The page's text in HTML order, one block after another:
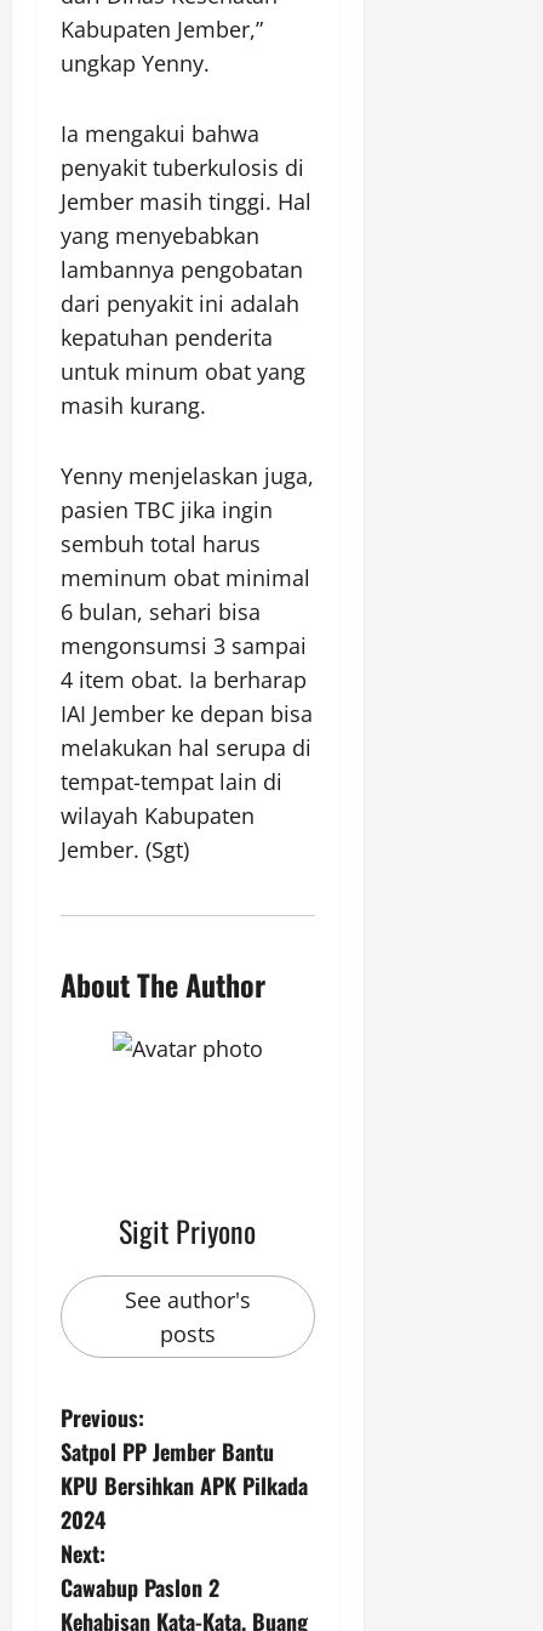
Kabupaten Jember,”
ungkap Yenny.
Ia mengakui bahwa
penyakit tuberkulosis di
Jember masih tinggi. Hal
yang menyebabkan
lambannya pengobatan
dari penyakit ini adalah
kepatuhan penderita
untuk minum obat yang
masih kurang.
Yenny menjelaskan juga,
pasien TBC jika ingin
sembuh total harus
meminum obat minimal
6 bulan, sehari bisa
mengonsumsi 3 sampai
4 item obat. Ia berharap
IAI Jember ke depan bisa
melakukan hal serupa di
tempat-tempat lain di
wilayah Kabupaten
Jember. (Sgt)
About The Author
Sigit Priyono
See author's
posts
P
o
s
t
Previous:
Satpol PP Jember Bantu
KPU Bersihkan APK Pilkada
2024
Next:
Cawabup Paslon 2
Kehabisan Kata-Kata, Buang